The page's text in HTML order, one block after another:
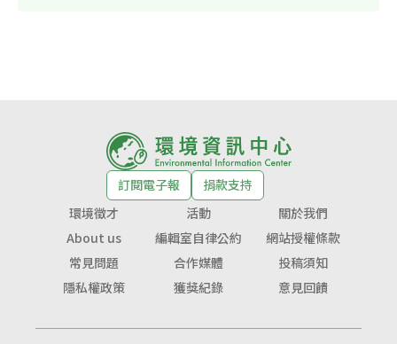
訂閱電子報
捐款支持
環境徵才
活動
關於我們
About us
編輯室自律公約
網站授權條款
常見問題
合作媒體
投稿須知
隱私權政策
獲獎紀錄 意見回饋